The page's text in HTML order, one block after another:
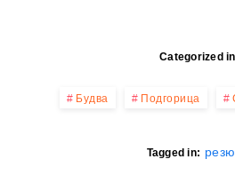
Categorized
Будва Подгорица
Tagged in: